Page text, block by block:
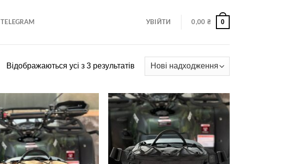
TELEGRAM УВІЙТИ 0,00 ₴ 0
Відображаються усі з 3 результатів
В
избранное
избранное